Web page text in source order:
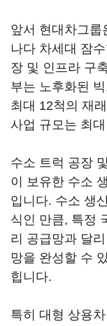
앞서 현대차그룹
나다 차세대 잠
장 및 인프라 구
부는 노후화된
최대 12척의 재
사업 규모는 최
수소 트럭 공장
이 보유한 수소
입니다. 수소 생
식인 만큼, 특정
리 공급망과 달
망을 완성할 수
힙니다.
특히 대형 상용